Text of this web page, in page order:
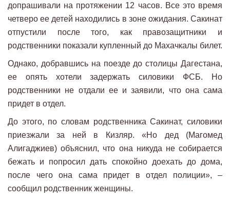
допрашивали на протяжении 12 часов. Все это время
четверо ее детей находились в зоне ожидания. Сакинат
отпустили после того, как правозащитники и
родственники показали купленный до Махачкалы билет.
Однако, добравшись на поезде до столицы Дагестана,
ее опять хотели задержать силовики ФСБ. Но
родственники не отдали ее и заявили, что она сама
придет в отдел.
До этого, по словам родственника Сакинат, силовики
приезжали за ней в Кизляр. «Но дед (Магомед
Алигаджиев) объяснил, что она никуда не собирается
бежать и попросил дать спокойно доехать до дома,
после чего она сама придет в отдел полиции», –
сообщил родственник женщины.